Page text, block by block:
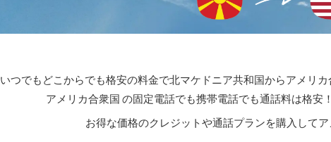
いつでもどこからでも格安の料金で北マケドニア共和国からアメリ
アメリカ合衆国 の固定電話でも携帯電話でも通話料は格安
お得な価格のクレジットや通話プランを購入して